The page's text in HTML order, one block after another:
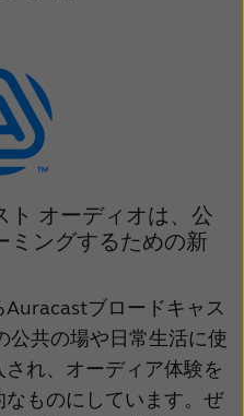
ト オーディオは、公
ミングするための新
ブロードキャス
公共の場や日常生活に使
れ、オーディア体験を
ものにしています。ぜ